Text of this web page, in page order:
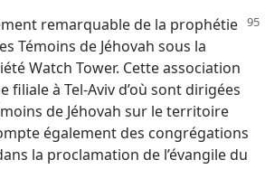
remarquable de la prophétie
Témoins de Jéhovah sous la
Watch Tower. Cette association
filiale à Tel-Aviv d’où sont dirigées
de Jéhovah sur le territoire
également des congrégations
la proclamation de l’évangile du